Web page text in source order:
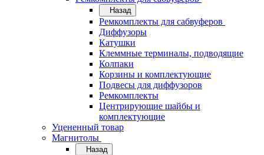
Назад
Ремкомплекты для сабвуферов
Диффузоры
Катушки
Клеммные терминалы, подводящие
Колпаки
Корзины и комплектующие
Подвесы для диффузоров
Ремкомплекты
Центрирующие шайбы и
комплектующие
Уцененный товар
Магнитолы
Назад